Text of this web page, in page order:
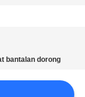
bantalan dorong